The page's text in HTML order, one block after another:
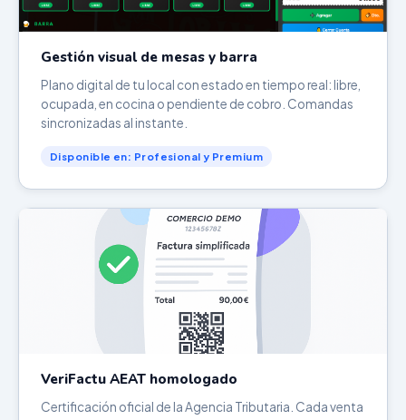
Gestión visual de mesas y barra
Plano digital de tu local con estado en tiempo real: libre,
ocupada, en cocina o pendiente de cobro. Comandas
sincronizadas al instante.
Disponible en: Profesional y Premium
VeriFactu AEAT homologado
Certificación oficial de la Agencia Tributaria. Cada venta